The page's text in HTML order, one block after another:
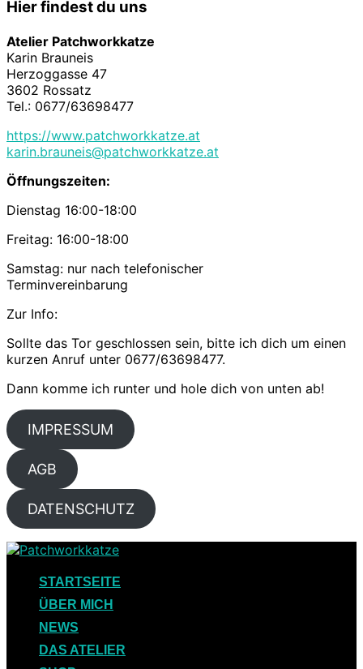
Hier findest du uns
Atelier Patchworkkatze
Karin Brauneis
Herzoggasse 47
3602 Rossatz
Tel.: 0677/63698477
https://www.patchworkkatze.at
karin.brauneis@patchworkkatze.at
Öffnungszeiten:
Dienstag 16:00-18:00
Freitag: 16:00-18:00
Samstag: nur nach telefonischer
Terminvereinbarung
Zur Info:
Sollte das Tor geschlossen sein, bitte ich dich um einen
kurzen Anruf unter 0677/63698477.
Dann komme ich runter und hole dich von unten ab!
IMPRESSUM
AGB
DATENSCHUTZ
Skip
contentSTARTSEITE
ÜBER MICH
NEWS
DAS ATELIER